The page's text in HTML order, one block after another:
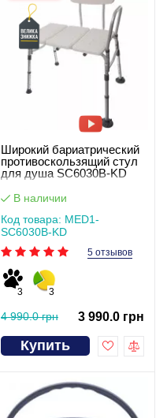
Широкий бариатрический
противоскользящий стул
для душа SC6030B-KD
В наличии
Код товара: MED1-
SC6030B-KD
5 отзывов
3 3
4 990.0 грн 3 990.0 грн
Купить